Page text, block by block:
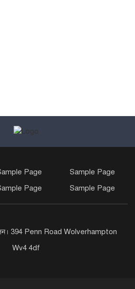
Page
Sample Page
Page Sample Page
394 Penn Road Wolverhampton
Wv4 4df